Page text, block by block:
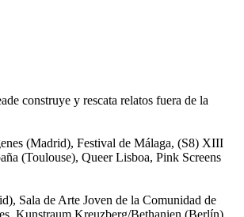
construye y rescata relatos fuera de la
(Madrid), Festival de Málaga, (S8) XIII
(Toulouse), Queer Lisboa, Pink Screens
Sala de Arte Joven de la Comunidad de
Kunstraum Kreuzberg/Bethanien (Berlín),